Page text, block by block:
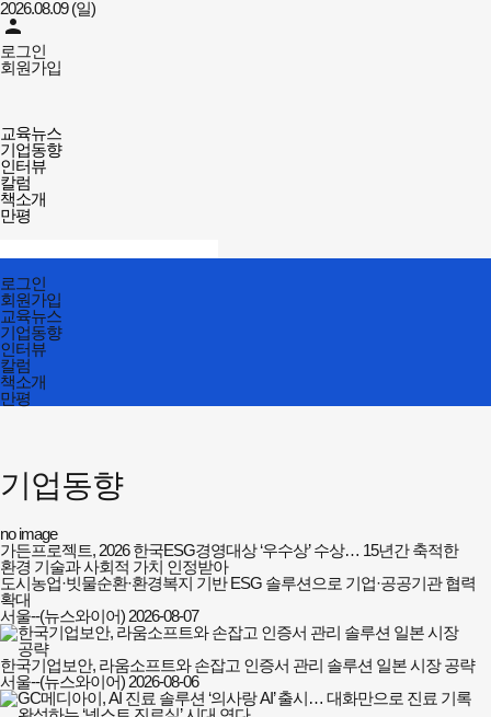
2026.08.09 (일)
person
로그인
회원가입
전체메뉴
열기/
닫기
교육뉴스
기업동향
인터뷰
칼럼
책소개
만평
열기/
닫기
검색
전체메뉴
닫기
로그인
회원가입
교육뉴스
기업동향
인터뷰
칼럼
책소개
만평
기업동향
no image
가든프로젝트, 2026 한국ESG경영대상 ‘우수상’ 수상… 15년간 축적한
환경 기술과 사회적 가치 인정받아
도시농업·빗물순환·환경복지 기반 ESG 솔루션으로 기업·공공기관 협력
확대
서울--(뉴스와이어) 2026-08-07
한국기업보안, 라움소프트와 손잡고 인증서 관리 솔루션 일본 시장 공략
서울--(뉴스와이어) 2026-08-06